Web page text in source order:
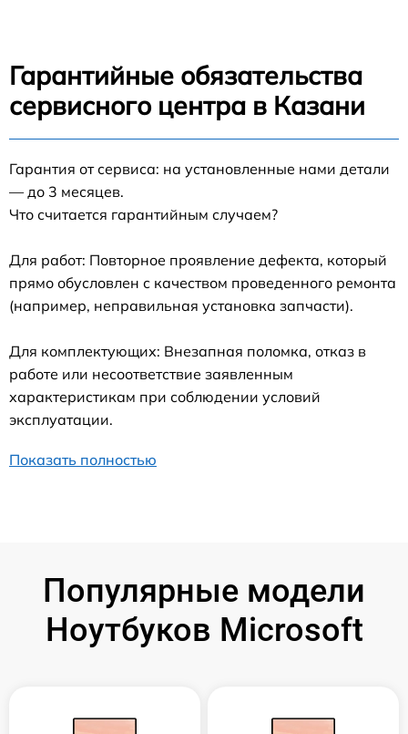
Гарантийные обязательства
сервисного центра в Казани
Гарантия от сервиса: на установленные нами детали
— до 3 месяцев.
Что считается гарантийным случаем?
Для работ: Повторное проявление дефекта, который
прямо обусловлен с качеством проведенного ремонта
(например, неправильная установка запчасти).
Для комплектующих: Внезапная поломка, отказ в
работе или несоответствие заявленным
характеристикам при соблюдении условий
эксплуатации.
Показать полностью
Популярные модели
Ноутбуков Microsoft